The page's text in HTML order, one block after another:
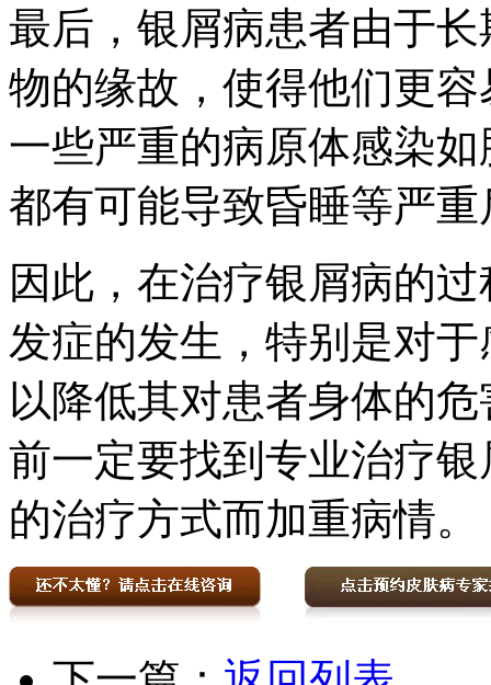
最后，银屑病患者由于
物的缘故，使得他们更
一些严重的病原体感染
都有可能导致昏睡等严重
因此，在治疗银屑病的
发症的发生，特别是对
以降低其对患者身体的
前一定要找到专业治疗
的治疗方式而加重病情。